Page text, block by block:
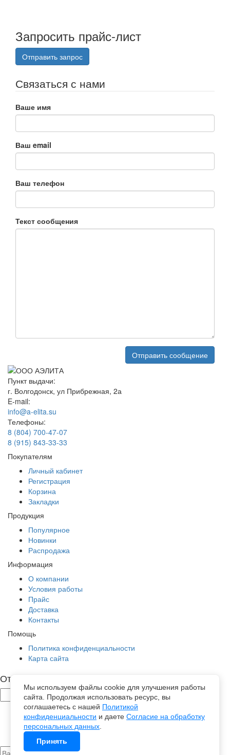
Запросить прайс-лист
Отправить запрос
Связаться с нами
Ваше имя
Ваш email
Ваш телефон
Текст сообщения
Пункт выдачи:
г. Волгодонск, ул Прибрежная, 2а
E-mail:
info@a-elita.su
Телефоны:
8 (804) 700-47-07
8 (915) 843-33-33
Покупателям
Личный кабинет
Регистрация
Корзина
Закладки
Продукция
Популярное
Новинки
Распродажа
Информация
О компании
Условия работы
Прайс
Доставка
Контакты
Помощь
Политика конфиденциальности
Карта сайта
Отправить заявку
Мы используем файлы cookie для улучшения работы
сайта. Продолжая использовать ресурс, вы
соглашаетесь с нашей Политикой
конфиденциальности и даете Согласие на обработку
персональных данных
Принять